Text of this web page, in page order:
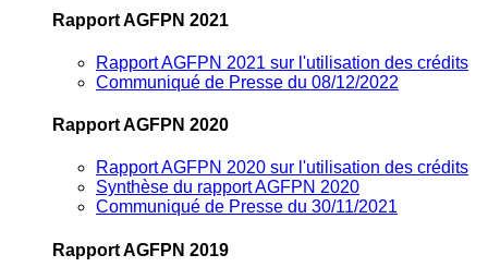
Rapport AGFPN 2021
Rapport AGFPN 2021 sur l'utilisation des crédits
Communiqué de Presse du 08/12/2022
Rapport AGFPN 2020
Rapport AGFPN 2020 sur l'utilisation des crédits
Synthèse du rapport AGFPN 2020
Communiqué de Presse du 30/11/2021
Rapport AGFPN 2019